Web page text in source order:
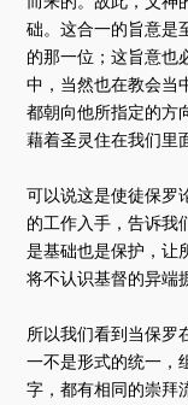
础。这合一的旨意是
的那一位；这旨意也
中，当然也在教会当
都朝向他所指定的方
藉着圣灵住在我们里
可以说这是使徒保罗
的工作入手，告诉我
是基础也是保护，让
将不认识基督的异端
所以我们看到当保罗
一不是形式的统一，
字，都有相同的崇拜